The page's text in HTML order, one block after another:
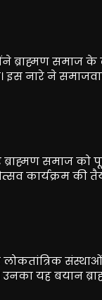
समाज के
ने समाजवादी
समाज को
कार्यक्रम की
लोकतांत्रिक
उनका यह बयान